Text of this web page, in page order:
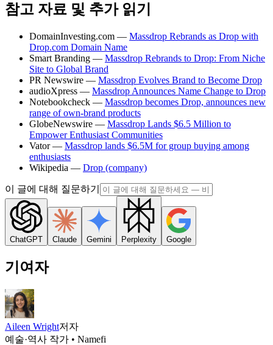
참고 자료 및 추가 읽기
DomainInvesting.com — Massdrop Rebrands as Drop with
Drop.com Domain Name
Smart Branding — Massdrop Rebrands to Drop: From Niche
Site to Global Brand
PR Newswire — Massdrop Evolves Brand to Become Drop
audioXpress — Massdrop Announces Name Change to Drop
Notebookcheck — Massdrop becomes Drop, announces new
range of own-brand products
GlobeNewswire — Massdrop Lands $6.5 Million to
Empower Enthusiast Communities
Vator — Massdrop lands $6.5M for group buying among
enthusiasts
Wikipedia — Drop (company)
이 글에 대해 질문하기
ChatGPT Claude Gemini Perplexity Google
기여자
Aileen Wright저자
예술·역사 작가 • Namefi